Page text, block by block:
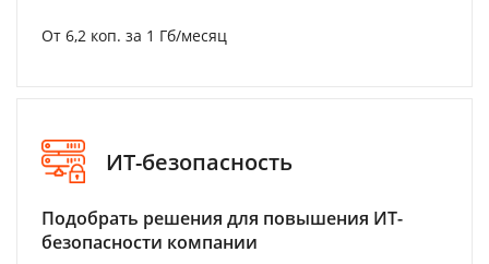
От 6,2 коп. за 1 Гб/месяц
ИТ-безопасность
Подобрать решения для повышения ИТ-
безопасности компании